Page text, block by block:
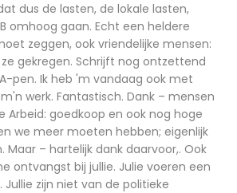
dus de lasten, de lokale lasten,
omhoog gaan. Echt een heldere
zeggen, ook vriendelijke mensen:
gekregen. Schrijft nog ontzettend
pen. Ik heb 'm vandaag ook met
werk. Fantastisch. Dank – mensen
Arbeid: goedkoop en ook nog hoge
we meer moeten hebben; eigenlijk
Maar – hartelijk dank daarvoor,. Ook
ontvangst bij jullie. Julie voeren een
zijn niet van de politieke